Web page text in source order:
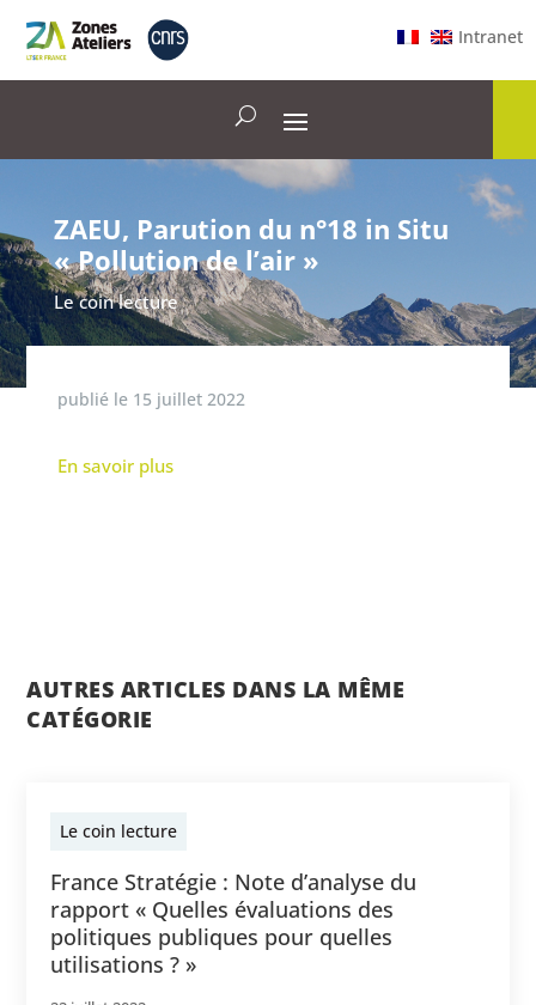
Intranet
ZAEU, Parution du n°18 in Situ
« Pollution de l’air »
Le coin lecture
publié le 15 juillet 2022
En savoir plus
AUTRES ARTICLES DANS LA MÊME
CATÉGORIE
Le coin lecture
France Stratégie : Note d’analyse du
rapport « Quelles évaluations des
politiques publiques pour quelles
utilisations ? »